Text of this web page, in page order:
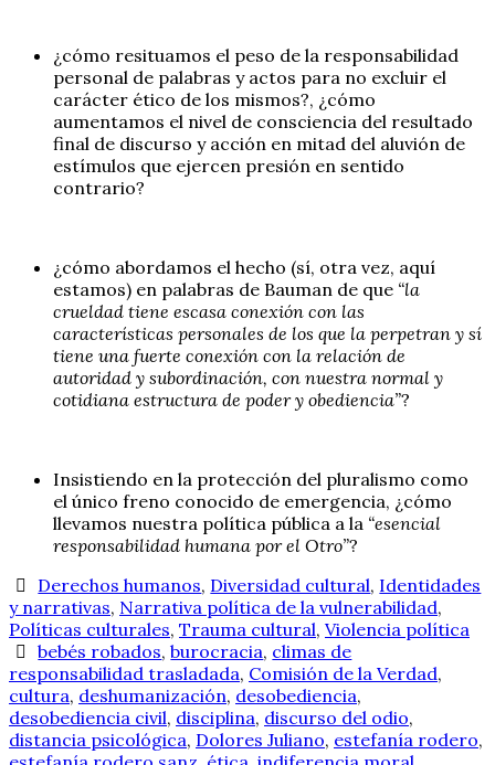
¿cómo resituamos el peso de la responsabilidad
personal de palabras y actos para no excluir el
carácter ético de los mismos?, ¿cómo
aumentamos el nivel de consciencia del resultado
final de discurso y acción en mitad del aluvión de
estímulos que ejercen presión en sentido
contrario?
¿cómo abordamos el hecho (sí, otra vez, aquí
estamos) en palabras de Bauman de que “la
crueldad tiene escasa conexión con las
características personales de los que la perpetran y sí
tiene una fuerte conexión con la relación de
autoridad y subordinación, con nuestra normal y
cotidiana estructura de poder y obediencia”?
Insistiendo en la protección del pluralismo como
el único freno conocido de emergencia, ¿cómo
llevamos nuestra política pública a la “esencial
responsabilidad humana por el Otro”?
Derechos humanos, Diversidad cultural, Identidades
y narrativas, Narrativa política de la vulnerabilidad,
Políticas culturales, Trauma cultural, Violencia política
bebés robados,burocracia, climas de
responsabilidad trasladada, Comisión de la Verdad,
cultura, deshumanización, desobediencia,
desobediencia civil, disciplina, discurso del odio,
distancia psicológica, Dolores Juliano, estefanía rodero,